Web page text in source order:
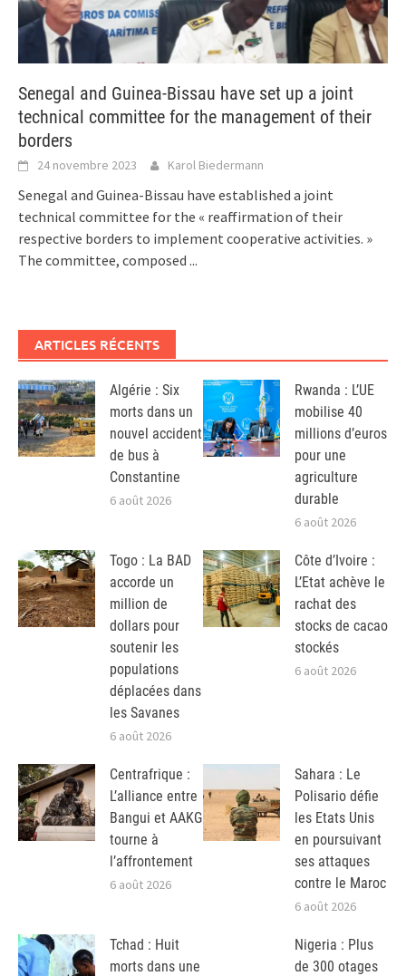
Senegal and Guinea-Bissau have set up a joint
technical committee for the management of their
borders
24 novembre 2023 Karol Biedermann
Senegal and Guinea-Bissau have established a joint
technical committee for the « reaffirmation of their
respective borders to implement cooperative activities. »
The committee, composed ...
ARTICLES RÉCENTS
Algérie : Six
morts dans un
nouvel accident
de bus à
Constantine
6 août 2026
Rwanda : L’UE
mobilise 40
millions d’euros
pour une
agriculture
durable
6 août 2026
Togo : La BAD
accorde un
million de
dollars pour
soutenir les
populations
déplacées dans
les Savanes
6 août 2026
Côte d’Ivoire :
L’Etat achève le
rachat des
stocks de cacao
stockés
6 août 2026
Centrafrique :
L’alliance entre
Bangui et AAKG
tourne à
l’affrontement
6 août 2026
Sahara : Le
Polisario défie
les Etats Unis
en poursuivant
ses attaques
contre le Maroc
6 août 2026
Tchad : Huit
morts dans une
Nigeria : Plus
de 300 otages